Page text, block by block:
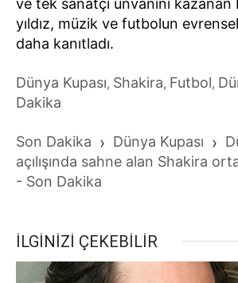
ve tek sanatçı unvanını kazanan
yıldız, müzik ve futbolun
daha kanıtladı.
Dünya Kupası, Shakira, Futbol,
Dakika
Son Dakika › Dünya Kupası ›
açılışında sahne alan Shakira
- Son Dakika